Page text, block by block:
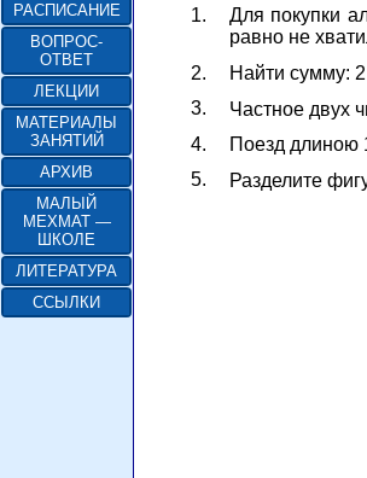
РАСПИСАНИЕ
ВОПРОС-
ОТВЕТ
ЛЕКЦИИ
МАТЕРИАЛЫ
ЗАНЯТИЙ
АРХИВ
МАЛЫЙ
МЕХМАТ —
ШКОЛЕ
ЛИТЕРАТУРА
ССЫЛКИ
1.
Для покупки
равно не
2.
Найти сумму:
3.
Частное двух
4.
Поезд длиною
5.
Разделите